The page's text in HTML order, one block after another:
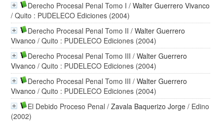
Derecho Procesal Penal Tomo I /Walter Guerrero Vivanco
/ Quito : PUDELECO Ediciones (2004)
Derecho Procesal Penal Tomo II /Walter Guerrero
Vivanco / Quito : PUDELECO Ediciones (2004)
Derecho Procesal Penal Tomo III /Walter Guerrero
Vivanco / Quito : PUDELECO Ediciones (2004)
Derecho Procesal Penal Tomo III /Walter Guerrero
Vivanco / Quito : PUDELECO Ediciones (2004)
El Debido Proceso Penal /Zavala Baquerizo Jorge / Edino
(2002)